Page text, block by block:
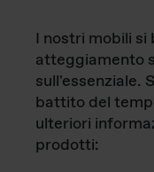
I nostri mobili si
atteggiamento
sull'essenziale.
battito del
ulteriori
prodotti: